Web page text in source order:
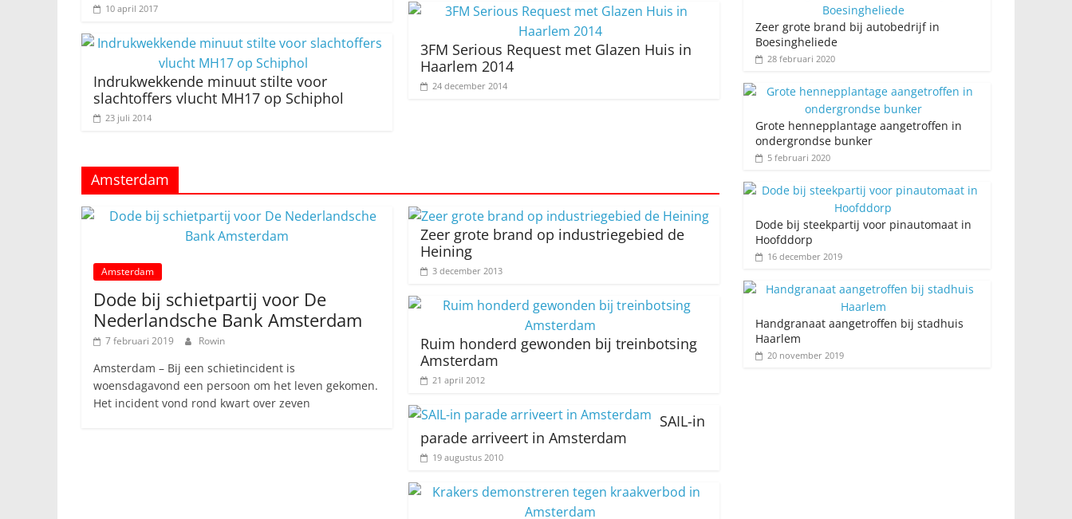
10 april 2017
Indrukwekkende minuut stilte voor
slachtoffers vlucht MH17 op Schiphol
23 juli 2014
3FM Serious Request met Glazen Huis in
Haarlem 2014
24 december 2014
Amsterdam
Amsterdam
Dode bij schietpartij voor De
Nederlandsche Bank Amsterdam
7 februari 2019 Rowin
Amsterdam – Bij een schietincident is
woensdagavond een persoon om het leven gekomen.
Het incident vond rond kwart over zeven
Zeer grote brand op industriegebied de
Heining
3 december 2013
Ruim honderd gewonden bij treinbotsing
Amsterdam
21 april 2012
SAIL-in
parade arriveert in Amsterdam
19 augustus 2010
Zeer grote brand bij autobedrijf in
Boesingheliede
28 februari 2020
Grote hennepplantage aangetroffen in
ondergrondse bunker
5 februari 2020
Dode bij steekpartij voor pinautomaat in
Hoofddorp
16 december 2019
Handgranaat aangetroffen bij stadhuis
Haarlem
20 november 2019